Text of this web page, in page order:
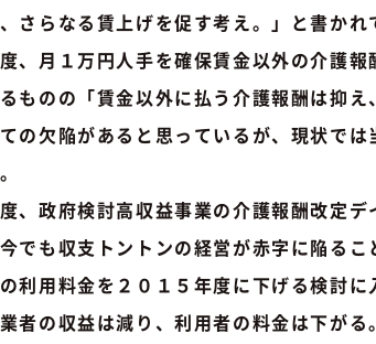
らなる賃上げを促す考え。」と書かれ
月１万円人手を確保賃金以外の介護
のの「賃金以外に払う介護報酬は抑
欠陥があると思っているが、現状で
政府検討高収益事業の介護報酬改定
も収支トントンの経営が赤字に陥るこ
用料金を２０１５年度に下げる検討
の収益は減り、利用者の料金は下がる